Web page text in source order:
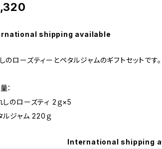
shipping available
のローズティーとペタルジャムのギフトセットです。
：
しのローズティ 2ｇ×5
ルジャム 220ｇ
International shipping